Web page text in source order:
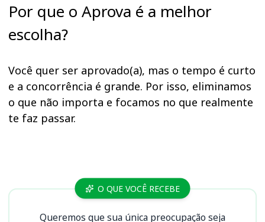
Por que o Aprova é a melhor
escolha?
Você quer ser aprovado(a), mas o tempo é curto
e a concorrência é grande. Por isso, eliminamos
o que não importa e focamos no que realmente
te faz passar.
Cursos O QUE VOCÊ RECEBE
Queremos que sua única preocupação seja